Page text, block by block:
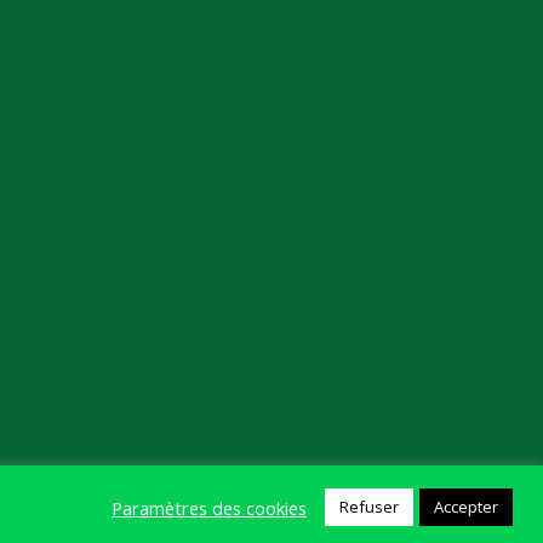
Paramètres des cookies Refuser Accepter